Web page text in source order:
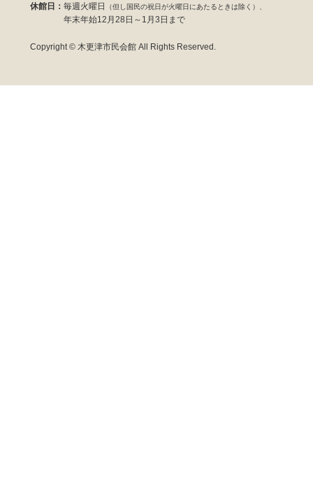
休館日： 毎週火曜日 （但し国民の祝日が火曜日にあたるときは除く）、
年末年始12月28日～1月3日まで
Copyright © 木更津市民会館 All Rights Reserved.